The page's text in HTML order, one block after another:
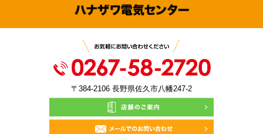
〒384-2106 長野県佐久市八幡247-2